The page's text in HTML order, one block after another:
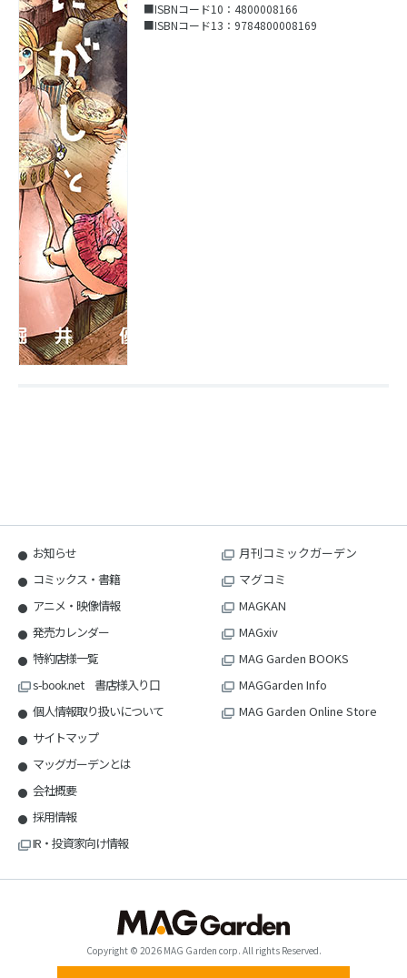
■ISBNコード10：4800008166
■ISBNコード13：9784800008169
お知らせ
コミックス・書籍
アニメ・映像情報
発売カレンダー
特約店様一覧
s-book.net 書店様入り口
個人情報取り扱いについて
サイトマップ
マッグガーデンとは
会社概要
採用情報
IR・投資家向け情報
月刊コミックガーデン
マグコミ
MAGKAN
MAGxiv
MAG Garden BOOKS
MAGGarden Info
MAG Garden Online Store
Copyright © 2026 MAG Garden corp. All rights Reserved.